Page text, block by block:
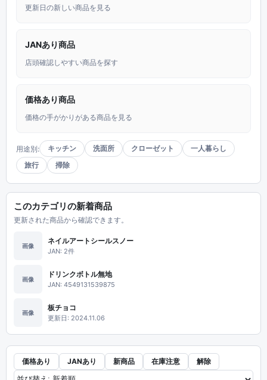
更新日の新しい商品を見る
JANあり商品
店頭確認しやすい商品を探す
価格あり商品
価格の手がかりがある商品を見る
用途別: キッチン 洗面所 クローゼット
一人暮らし
旅行
掃除
このカテゴリの新着商品
更新された商品から確認できます。
画像
ネイルアートシールスノー
JAN: 2件
画像
ドリンクボトル無地
JAN: 4549131539875
画像
板チョコ
更新日: 2024.11.06
価格あり JANあり 新商品 在庫注意 解除